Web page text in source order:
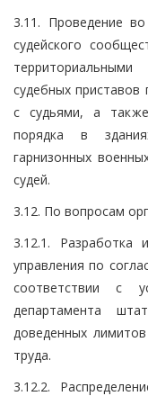
3.11. Проведение
судейского
судебных приставов
с судьями, а
порядка в
гарнизонных
судей.
3.12. По вопросам
3.12.1. Разработка
управления по
соответствии с
департамента
доведенных
труда.
3.12.2.